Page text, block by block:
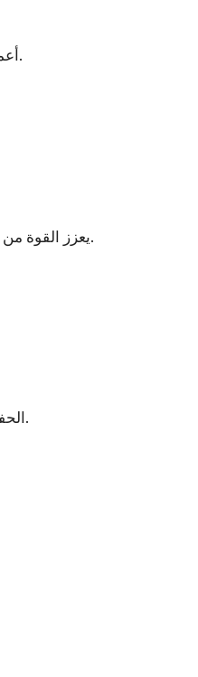
أعمق القرفصاء = انثناء أكبر للورك.
يعزز القوة من خلال مجموعة كاملة من الحركة.
الحفاظ على العمود الفقري المحايد.